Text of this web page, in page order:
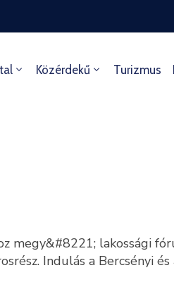
Közérdekű Turizmus
megy&#8221; lakossági
Indulás a Bercsényi